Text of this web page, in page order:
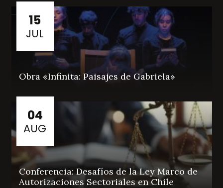
15
JUL
Obra «Infinita: Paisajes de Gabriela»
04
AUG
Conferencia: Desafíos de la Ley Marco de
Autorizaciones Sectoriales en Chile